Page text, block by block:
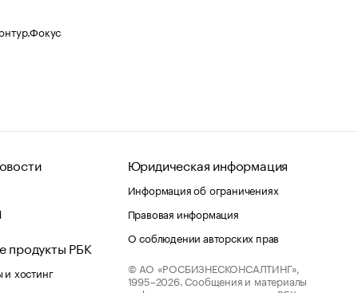
продукты РБК
хостинг
Юридическая информация
Информация об ограничениях
Правовая информация
О соблюдении авторских прав
© АО «РОСБИЗНЕСКОНСАЛТИНГ»,
1995–2026. Сообщения и материалы